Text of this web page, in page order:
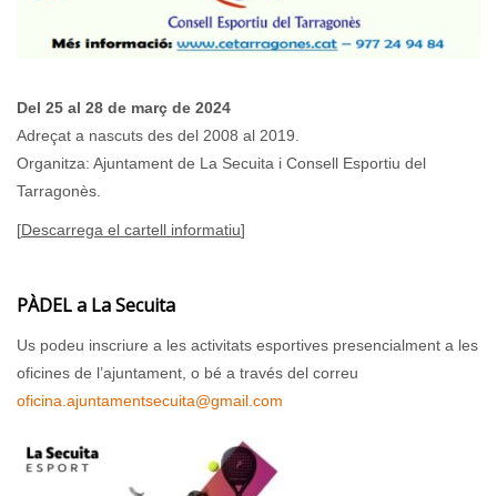
Del 25 al 28 de març de 2024
Adreçat a nascuts des del 2008 al 2019.
Organitza: Ajuntament de La Secuita i Consell Esportiu del
Tarragonès.
[Descarrega el cartell informatiu]
PÀDEL a La Secuita
Us podeu inscriure a les activitats esportives presencialment a les
oficines de l’ajuntament, o bé a través del correu
oficina.ajuntamentsecuita@gmail.com